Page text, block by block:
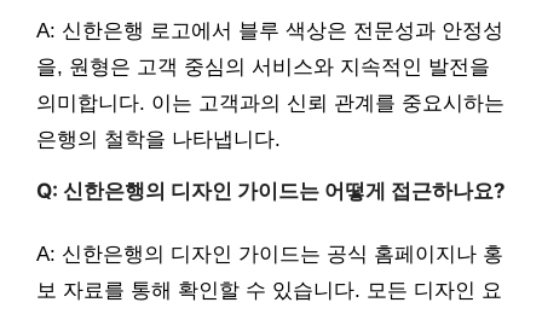
A: 신한은행 로고에서 블루 색상은 전문성과 안정성
을, 원형은 고객 중심의 서비스와 지속적인 발전을
의미합니다. 이는 고객과의 신뢰 관계를 중요시하는
은행의 철학을 나타냅니다.
Q: 신한은행의 디자인 가이드는 어떻게 접근하나요?
A: 신한은행의 디자인 가이드는 공식 홈페이지나 홍
보 자료를 통해 확인할 수 있습니다. 모든 디자인 요